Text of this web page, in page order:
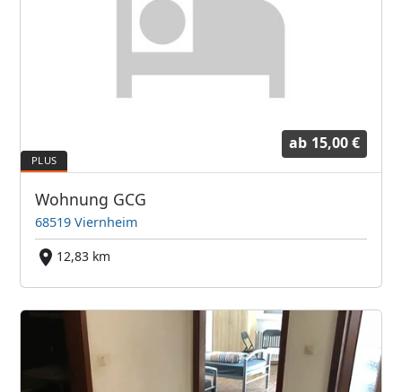
ab 15,00 €
Wohnung GCG
68519 Viernheim
12,83 km